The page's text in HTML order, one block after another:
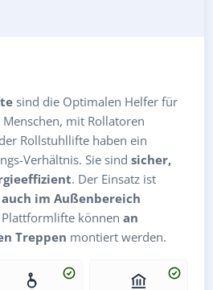
sind die Optimalen Helfer für
Menschen, mit Rollatoren
Rollstuhllifte haben ein
Verhältnis. Sie sind sicher,
. Der Einsatz ist
im Außenbereich
können an
Treppen montiert werden.